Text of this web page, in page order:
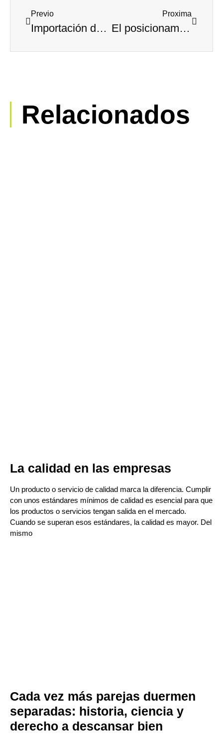
Previo
Importación de vehículos
Proxima
El posicionamiento SEO: Mandamientos
Relacionados
La calidad en las empresas
Un producto o servicio de calidad marca la diferencia. Cumplir
con unos estándares mínimos de calidad es esencial para que
los productos o servicios tengan salida en el mercado.
Cuando se superan esos estándares, la calidad es mayor. Del
mismo
Cada vez más parejas duermen
separadas: historia, ciencia y
derecho a descansar bien